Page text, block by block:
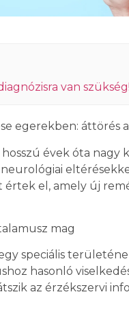
van szükség!
egerekben: áttörés
évek óta
el, amely új
mag
speciális
hasonló
az érzékszervi